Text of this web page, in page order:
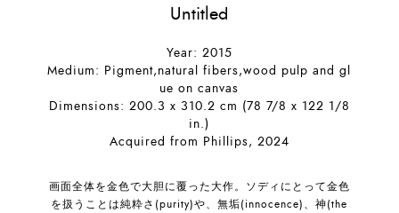
Untitled
Year: 2015
Medium: Pigment,natural fibers,wood pulp and gl
ue on canvas
Dimensions: 200.3 x 310.2 cm (78 7/8 x 122 1/8
in.)
Acquired from Phillips, 2024
画面全体を金色で大胆に覆った大作。ソディにとって金色
を扱うことは純粋さ(purity)や、無垢(innocence)、神(the